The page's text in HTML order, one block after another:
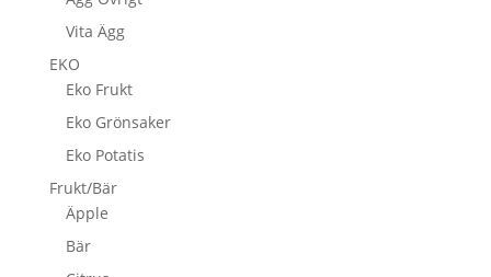
Vita Ägg
EKO
Eko Frukt
Eko Grönsaker
Eko Potatis
Frukt/Bär
Äpple
Bär